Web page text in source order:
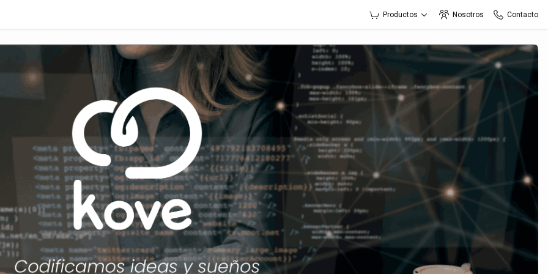
Productos Nosotros Contacto